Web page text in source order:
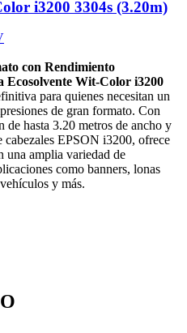
i3200 3304s (3.20m)
con Rendimiento
Ecosolvente Wit-Color i3200
para quienes necesitan un
de gran formato. Con
de hasta 3.20 metros de ancho y
cabezales EPSON i3200, ofrece
una amplia variedad de
como banners, lonas
y más.